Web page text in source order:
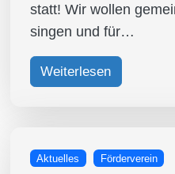
statt! Wir wollen
singen und für…
Weiterlesen
Aktuelles Förderverein